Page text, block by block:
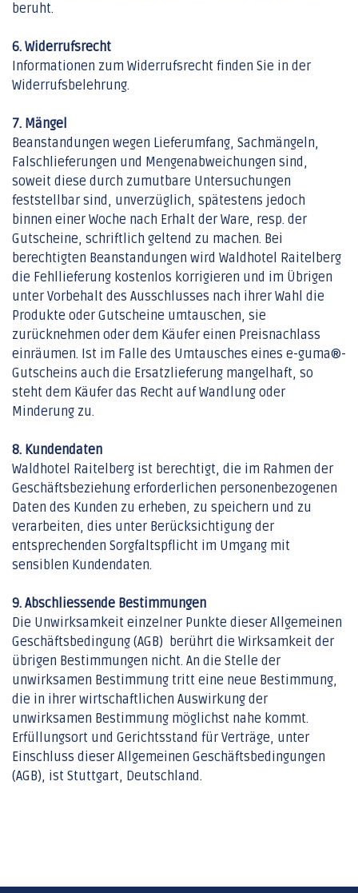
beruht.
6. Widerrufsrecht
Informationen zum Widerrufsrecht finden Sie in der
Widerrufsbelehrung.
7. Mängel
Beanstandungen wegen Lieferumfang, Sachmängeln,
Falschlieferungen und Mengenabweichungen sind,
soweit diese durch zumutbare Untersuchungen
feststellbar sind, unverzüglich, spätestens jedoch
binnen einer Woche nach Erhalt der Ware, resp. der
Gutscheine, schriftlich geltend zu machen. Bei
berechtigten Beanstandungen wird Waldhotel Raitelberg
die Fehllieferung kostenlos korrigieren und im Übrigen
unter Vorbehalt des Ausschlusses nach ihrer Wahl die
Produkte oder Gutscheine umtauschen, sie
zurücknehmen oder dem Käufer einen Preisnachlass
einräumen. Ist im Falle des Umtausches eines e-guma®-
Gutscheins auch die Ersatzlieferung mangelhaft, so
steht dem Käufer das Recht auf Wandlung oder
Minderung zu.
8. Kundendaten
Waldhotel Raitelberg ist berechtigt, die im Rahmen der
Geschäftsbeziehung erforderlichen personenbezogenen
Daten des Kunden zu erheben, zu speichern und zu
verarbeiten, dies unter Berücksichtigung der
entsprechenden Sorgfaltspflicht im Umgang mit
sensiblen Kundendaten.
9. Abschliessende Bestimmungen
Die Unwirksamkeit einzelner Punkte dieser Allgemeinen
Geschäftsbedingung (AGB) berührt die Wirksamkeit der
übrigen Bestimmungen nicht. An die Stelle der
unwirksamen Bestimmung tritt eine neue Bestimmung,
die in ihrer wirtschaftlichen Auswirkung der
unwirksamen Bestimmung möglichst nahe kommt.
Erfüllungsort und Gerichtsstand für Verträge, unter
Einschluss dieser Allgemeinen Geschäftsbedingungen
(AGB), ist Stuttgart, Deutschland.